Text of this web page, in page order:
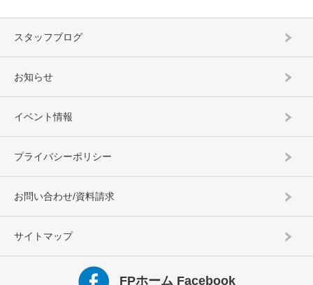
スタッフブログ
お知らせ
イベント情報
プライバシーポリシー
お問い合わせ/資料請求
サイトマップ
FPホーム Facebook